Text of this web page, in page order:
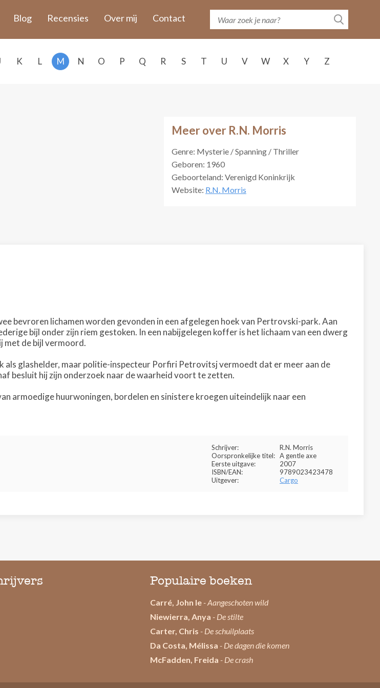
Blog Recensies Over mij Contact
K L M N O P Q R S T U V W X Y Z
Meer over R.N. Morris
Genre: Mysterie / Spanning / Thriller
Geboren: 1960
Geboorteland: Verenigd Koninkrijk
Website: R.N. Morris
bevroren lichamen worden gevonden in een afgelegen hoek van Pertrovski-park. Aan
bijl onder zijn riem gestoken. In een nabijgelegen koffer is het lichaam van een dwerg
met de bijl vermoord.
als glashelder, maar politie-inspecteur Porfiri Petrovitsj vermoedt dat er meer aan de
besluit hij zijn onderzoek naar de waarheid voort te zetten.
armoedige huurwoningen, bordelen en sinistere kroegen uiteindelijk naar een
Schrijver:
R.N. Morris
Oorspronkelijke titel: A gentle axe
Eerste uitgave:
2007
ISBN/EAN:
9789023423478
Uitgever:
Cargo
Populaire boeken
Carré, John le - Aangeschoten wild
Niewierra, Anya - De stilte
Carter, Chris - De schuilplaats
Da Costa, Mélissa - De dagen die komen
McFadden, Freida - De crash